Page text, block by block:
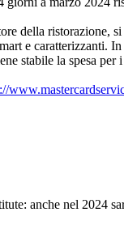
della ristorazione,
e caratterizzanti.
stabile la spesa
anche nel 2024